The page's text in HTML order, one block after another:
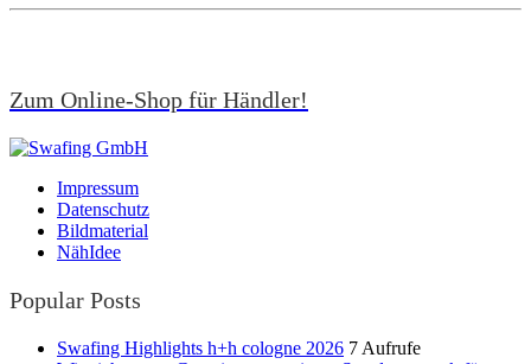
Zum Online-Shop für Händler!
Impressum
Datenschutz
Bildmaterial
NähIdee
Popular Posts
Swafing Highlights h+h cologne 2026 7 Aufrufe